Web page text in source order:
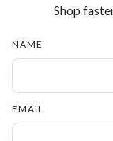
Shop
NAME
EMAIL